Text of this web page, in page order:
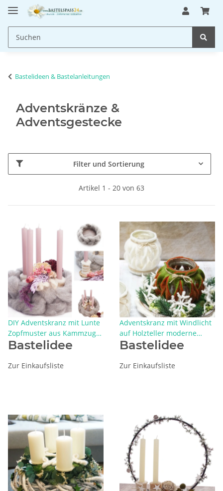
Bastelideen & Bastelanleitungen
Adventskränze &
Adventsgestecke
Filter und Sortierung
Artikel 1 - 20 von 63
DIY Adventskranz mit Lunte
Zopfmuster aus Kammzug
grau mit rosa Stabkerzen
Bastelidee
Zur Einkaufsliste
Adventskranz mit Windlicht
auf Holzteller moderne
Weihnachtsdeko mit Wollfilz
Bastelidee
Zur Einkaufsliste